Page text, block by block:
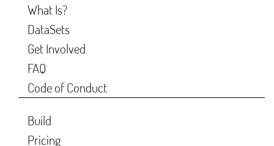
What Is?
DataSets
Get Involved
FAQ
Code of Conduct
Build
Pricing